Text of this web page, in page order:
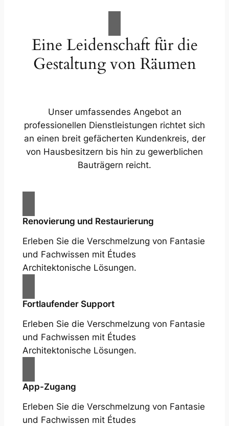
Eine Leidenschaft für die
Gestaltung von Räumen
Unser umfassendes Angebot an
professionellen Dienstleistungen richtet sich
an einen breit gefächerten Kundenkreis, der
von Hausbesitzern bis hin zu gewerblichen
Bauträgern reicht.
Renovierung und Restaurierung
Erleben Sie die Verschmelzung von Fantasie
und Fachwissen mit Études
Architektonische Lösungen.
Fortlaufender Support
Erleben Sie die Verschmelzung von Fantasie
und Fachwissen mit Études
Architektonische Lösungen.
App-Zugang
Erleben Sie die Verschmelzung von Fantasie
und Fachwissen mit Études